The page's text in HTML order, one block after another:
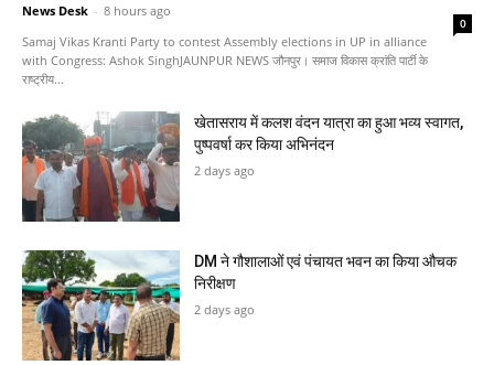
News Desk - 8 hours ago
0
Samaj Vikas Kranti Party to contest Assembly elections in UP in alliance
with Congress: Ashok SinghJAUNPUR NEWS जौनपुर। समाज विकास क्रांति पार्टी के
राष्ट्रीय...
खेतासराय में कलश वंदन यात्रा का हुआ भव्य स्वागत,
पुष्पवर्षा कर किया अभिनंदन
2 days ago
DM ने गौशालाओं एवं पंचायत भवन का किया औचक
निरीक्षण
2 days ago